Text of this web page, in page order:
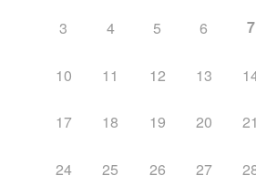
3 4 5 6 7
10 11 12 13
17 18 19 20 21
24 25 26 27